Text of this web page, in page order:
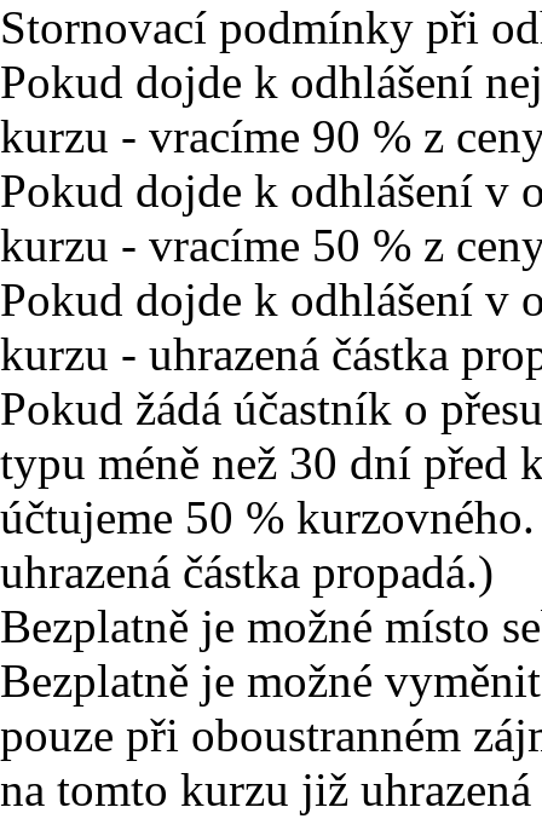
Stornovací podmínky při
Pokud dojde k odhlášení
kurzu - vracíme 90 % z
Pokud dojde k odhlášení v
kurzu - vracíme 50 % z
Pokud dojde k odhlášení v
kurzu - uhrazená částka
Pokud žádá účastník o
typu méně než 30 dní před
účtujeme 50 %
uhrazená částka propadá.)
Bezplatně je možné místo
Bezplatně je možné
pouze při oboustranném
na tomto kurzu již uhrazená